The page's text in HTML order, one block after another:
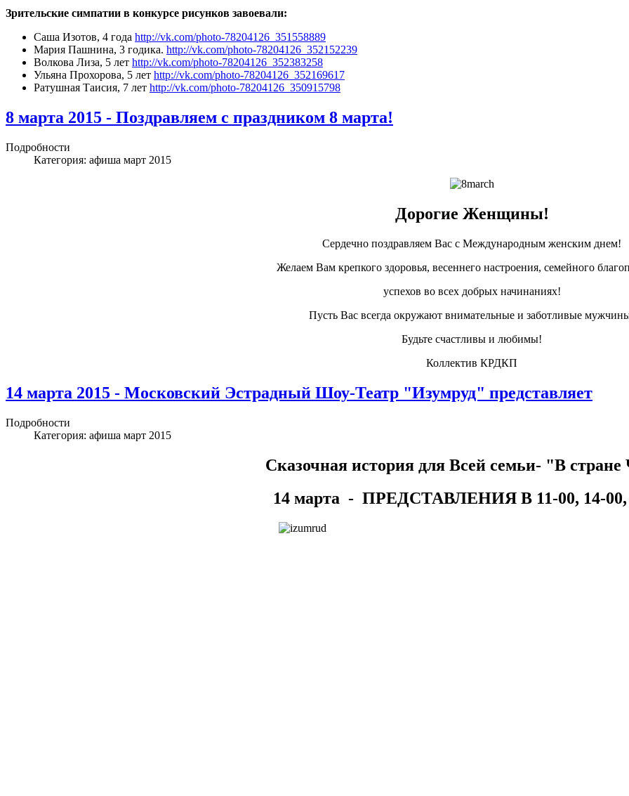
Зрительские симпатии в конкурсе рисунков завоевали:
Саша Изотов, 4 года http://vk.com/photo-78204126_351558889
Мария Пашнина, 3 годика. http://vk.com/photo-78204126_352152239
Волкова Лиза, 5 лет http://vk.com/photo-78204126_352383258
Ульяна Прохорова, 5 лет http://vk.com/photo-78204126_352169617
Ратушная Таисия, 7 лет http://vk.com/photo-78204126_350915798
8 марта 2015 - Поздравляем с праздником 8 марта!
Подробности
Категория: афиша март 2015
Дорогие Женщины!
Сердечно поздравляем Вас с Международным женским днем!
Желаем Вам крепкого здоровья, весеннего настроения, семейного
успехов во всех добрых начинаниях!
Пусть Вас всегда окружают внимательные и заботливые
Будьте счастливы и любимы!
Коллектив КРДКП
14 марта 2015 - Московский Эстрадный Шоу-Театр "Изумруд" представляет
Подробности
Категория: афиша март 2015
Сказочная история для Всей семьи- "В стране
14 марта - ПРЕДСТАВЛЕНИЯ В 11-00, 14-00,